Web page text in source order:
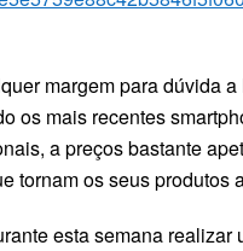
margem para dúvida
os mais recentes
a preços bastante
tornam os seus produtos
esta semana